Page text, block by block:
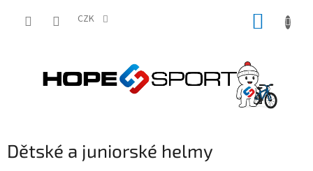
CZK
Dětské a juniorské helmy